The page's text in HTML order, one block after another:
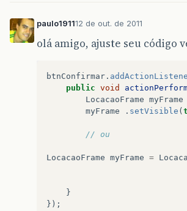
paulo191112 de out. de 2011
olá amigo, ajuste seu código
btnConfirmar .
public void
LocacaoFrame myFrame
myFrame
. setVisible (
// ou
LocacaoFrame myFrame =
}
});